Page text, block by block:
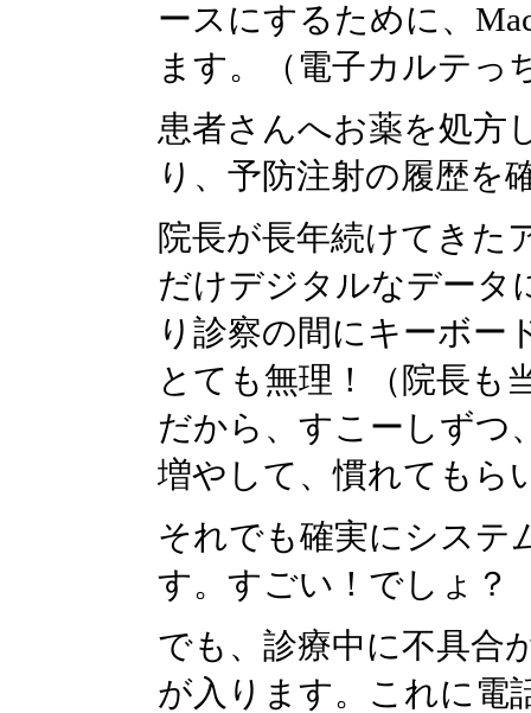
ースにするために、
ます。（電子カルテっ
患者さんへお薬を処方
り、予防注射の履歴を
院長が長年続けてきた
だけデジタルなデータ
り診察の間にキーボー
とても無理！（院長も
だから、すこーしずつ
増やして、慣れてもら
それでも確実にシステ
す。すごい！でしょ？
でも、診療中に不具合
が入ります。これに電